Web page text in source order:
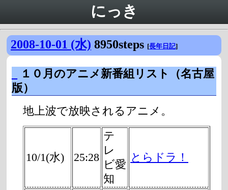
にっき
2008-10-01 (水) 8950steps [長年日記]
１０月のアニメ新番組リスト（名古屋
版）
地上波で放映されるアニメ。
10/1(水) 25:28
テ
レ
ビ愛
知
とらドラ！